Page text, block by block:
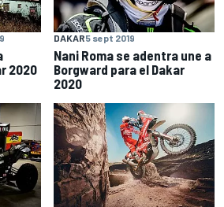
2020
DAKAR5 sept 2019
Nani Roma se adentra une a
Borgward para el Dakar
2020